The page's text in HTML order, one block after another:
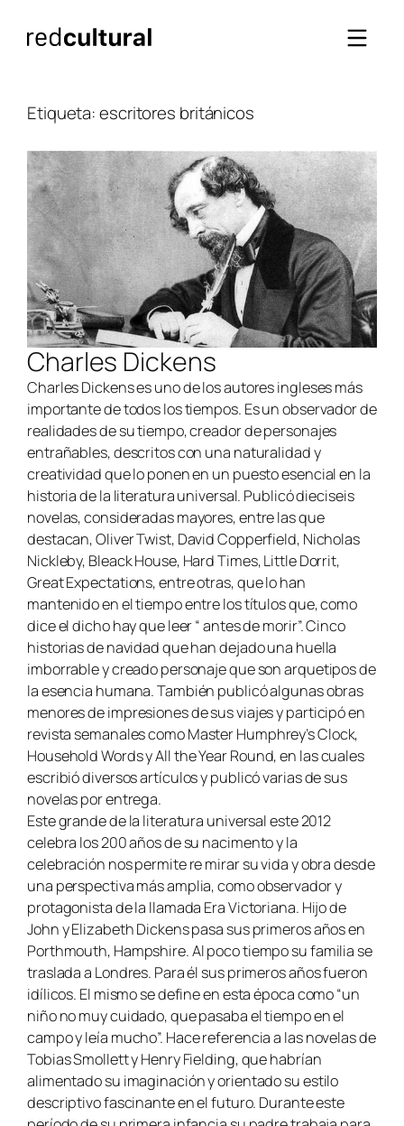
Etiqueta:escritores británicos
Charles Dickens
Charles Dickens es uno de los autores ingleses más
importante de todos los tiempos. Es un observador de
realidades de su tiempo, creador de personajes
entrañables, descritos con una naturalidad y
creatividad que lo ponen en un puesto esencial en la
historia de la literatura universal. Publicó dieciseis
novelas, consideradas mayores, entre las que
destacan,Oliver Twist, David Copperfield, Nicholas
Nickleby, Bleack House, Hard Times, Little Dorrit,
Great Expectations, entre otras, que lo han
mantenido en el tiempo entre los títulos que, como
dice el dicho hay que leer “ antes de morir”. Cinco
historias de navidad que han dejado una huella
imborrable y creado personaje que son arquetipos de
la esencia humana. También publicó algunas obras
menores de impresiones de sus viajes y participó en
revista semanales comoMaster Humphrey’s Clock,
Household WordsyAll the Year Round,en las cuales
escribiódiversos artículos y publicó varias de sus
novelas por entrega.
Este grande de la literatura universal este 2012
celebra los 200 años de su nacimento y la
celebración nos permite re mirar su vida y obra desde
una perspectiva más amplia, como observador y
protagonista de la llamada Era Victoriana. Hijo de
John y Elizabeth Dickens pasa sus primeros años en
Porthmouth, Hampshire. Al poco tiempo su familia se
traslada a Londres. Para él sus primeros años fueron
idílicos. El mismo se define en esta época como “un
niño no muy cuidado, que pasaba el tiempo en el
campo y leía mucho”. Hace referencia a las novelas de
Tobias Smollett y Henry Fielding, que habrían
alimentado su imaginación y orientado su estilo
descriptivo fascinante en el futuro. Durante este